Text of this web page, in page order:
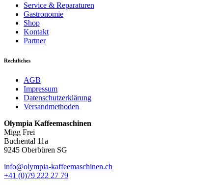
Service & Reparaturen
Gastronomie
Shop
Kontakt
Partner
Rechtliches
AGB
Impressum
Datenschutzerklärung
Versandmethoden
Olympia Kaffeemaschinen
Migg Frei
Buchental 11a
9245 Oberbüren SG
info@olympia-kaffeemaschinen.ch
+41 (0)79 222 27 79